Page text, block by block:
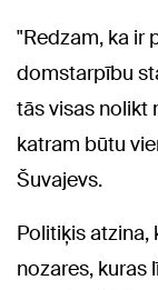
"Redzam, ka ir
domstarpību
tās visas nolikt
katram būtu
Šuvajevs.
Politiķis atzina,
nozares, kuras